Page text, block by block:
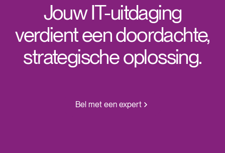
Jouw IT-uitdaging
verdient een doordachte,
strategische oplossing.
Bel met een expert